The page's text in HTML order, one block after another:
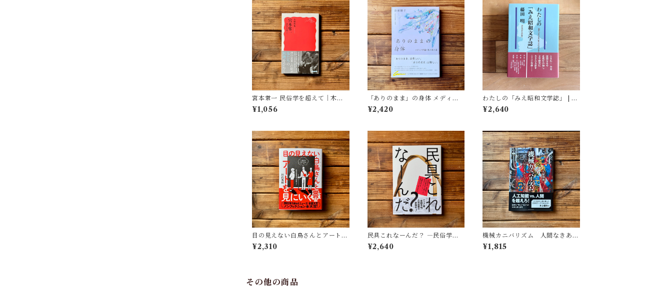
宮本常一 民俗学を超えて｜木村
哲也
¥1,056
「ありのまま」の身体 メディア
が描く私の見た目 | 藤嶋 陽子(著)
¥2,420
わたしの「みえ昭和文学誌」 | 藤
田 明
¥2,640
目の見えない白鳥さんとアートを
見にいく | 川内 有緒
¥2,310
民具これなーんだ？ ―民俗学
者・宮本常一が美術大学に遺した
民具コレクション | 加藤幸治(監
¥2,640
機械カニバリズム 人間なきあと
の人類学へ｜久保 明教
¥1,815
その他の商品